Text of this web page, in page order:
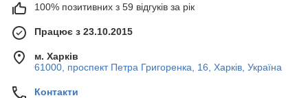
100% позитивних з 59 відгуків за рік
Працює з 23.10.2015
м. Харків
61000, проспект Петра Григоренка, 16, Харків, Україна
Контакти